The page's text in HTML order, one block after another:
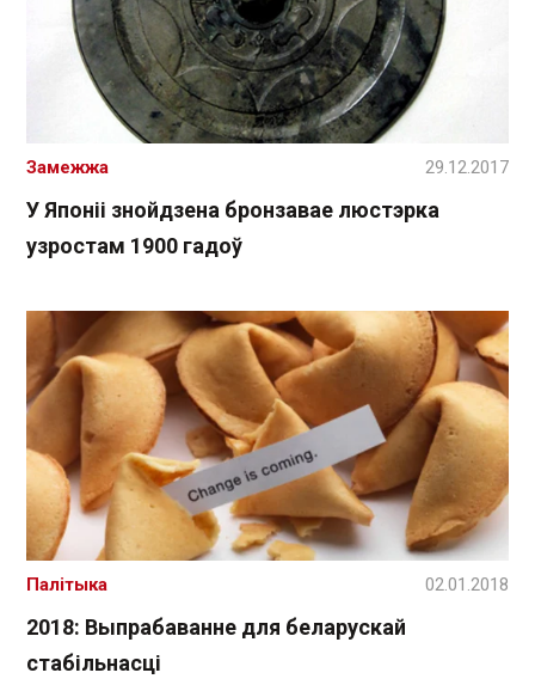
У Японіі знойдзена бронзавае люстэрка
узростам 1900 гадоў
Замежжа 29.12.2017
2018: Выпрабаванне для беларускай
стабільнасці
Палітыка 02.01.2018